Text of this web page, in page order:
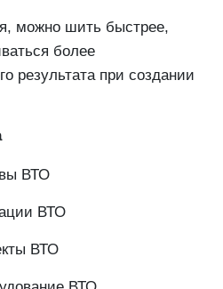
можно шить быстрее,
более
результата при создании
ВТО
ВТО
ВТО